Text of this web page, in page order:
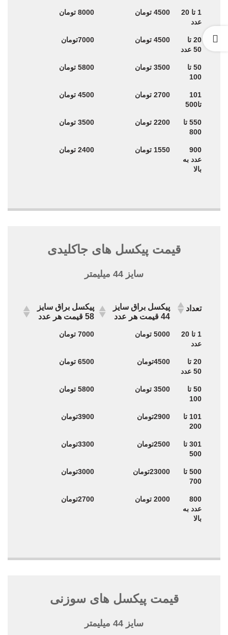
تعداد
پیکسل براق
سایز44 قیمت هر
پیکسل براق
سایز58 قیمت هر
1 تا 20
عدد
4500 تومان 8000 تومان
20 تا
50 عدد
4500 تومان 7000تومان
50 تا
100
3500 تومان 5800 تومان
101
تا500
2700 تومان 4500 تومان
550 تا
800
2200 تومان 3500 تومان
900
عدد به
بالا
1550 تومان 2400 تومان
قیمت پیکسل های جاکلیدی
سایز 44 میلیمتر
تعداد
پیکسل براق سایز
44 قیمت هر عدد
پیکسل براق سایز
58 قیمت هر عدد
تعداد
پیکسل براق سایز
پیکسل براق سایز
1 تا 20
عدد
5000 تومان 7000 تومان
20 تا
50 عدد
4500تومان 6500 تومان
50 تا
100
3500 تومان 5800 تومان
101 تا
200
2900تومان 3900تومان
301 تا
500
2500تومان 3300تومان
500 تا
700
23000تومان 3000تومان
800
عدد به
بالا
2000 تومان 2700تومان
قیمت پیکسل های سوزنی
سایز 44 میلیمتر